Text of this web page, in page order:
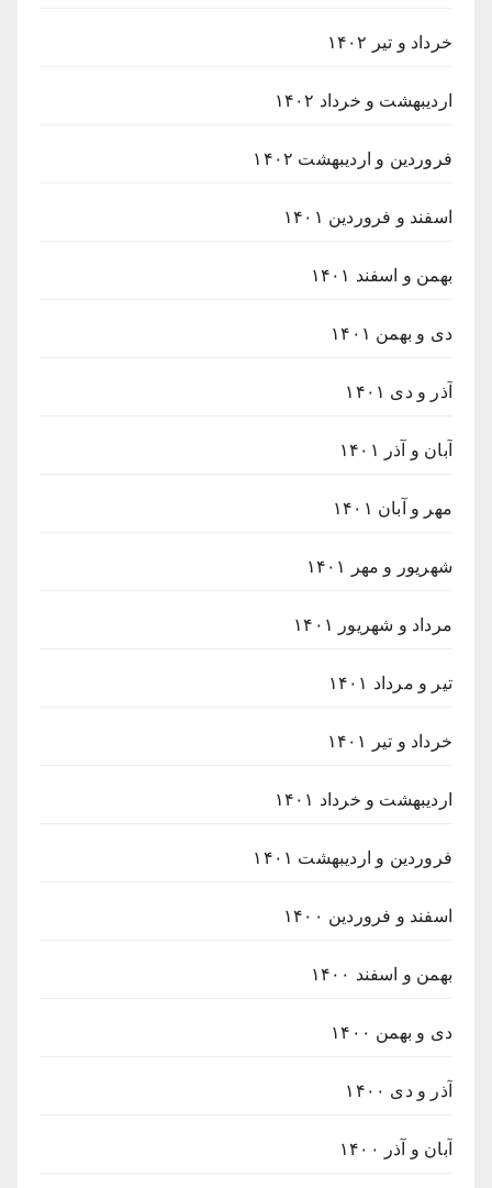
خرداد و تیر ۱۴۰۲
اردیبهشت و خرداد ۱۴۰۲
فروردین و اردیبهشت ۱۴۰۲
اسفند و فروردین ۱۴۰۱
بهمن و اسفند ۱۴۰۱
دی و بهمن ۱۴۰۱
آذر و دی ۱۴۰۱
آبان و آذر ۱۴۰۱
مهر و آبان ۱۴۰۱
شهریور و مهر ۱۴۰۱
مرداد و شهریور ۱۴۰۱
تیر و مرداد ۱۴۰۱
خرداد و تیر ۱۴۰۱
اردیبهشت و خرداد ۱۴۰۱
فروردین و اردیبهشت ۱۴۰۱
اسفند و فروردین ۱۴۰۰
بهمن و اسفند ۱۴۰۰
دی و بهمن ۱۴۰۰
آذر و دی ۱۴۰۰
آبان و آذر ۱۴۰۰